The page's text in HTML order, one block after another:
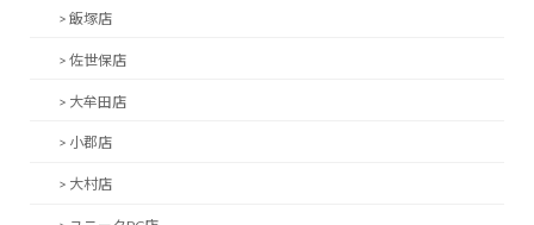
> 飯塚店
> 佐世保店
> 大牟田店
> 小郡店
> 大村店